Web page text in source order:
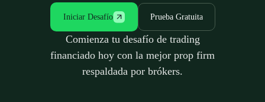
Iniciar Desafío Prueba Gratuita
Comienza tu desafío de trading
financiado hoy con la mejor prop firm
respaldada por brókers.